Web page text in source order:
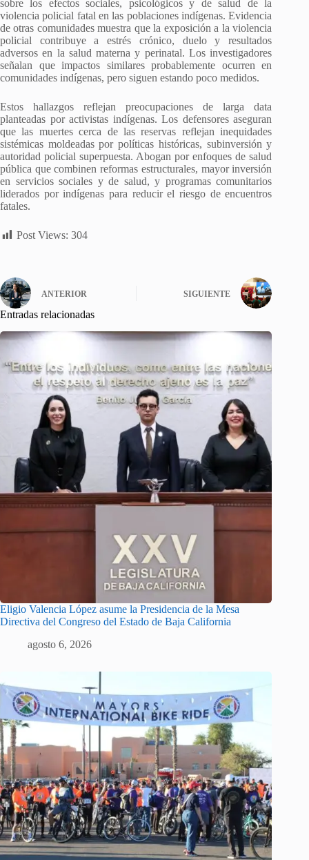
sobre los efectos sociales, psicológicos y de salud de la
violencia policial fatal en las poblaciones indígenas. Evidencia
de otras comunidades muestra que la exposición a la violencia
policial contribuye a estrés crónico, duelo y resultados
adversos en la salud materna y perinatal. Los investigadores
señalan que impactos similares probablemente ocurren en
comunidades indígenas, pero siguen estando poco medidos.
Estos hallazgos reflejan preocupaciones de larga data
planteadas por activistas indígenas. Los defensores aseguran
que las muertes cerca de las reservas reflejan inequidades
sistémicas moldeadas por políticas históricas, subinversión y
autoridad policial superpuesta. Abogan por enfoques de salud
pública que combinen reformas estructurales, mayor inversión
en servicios sociales y de salud, y programas comunitarios
liderados por indígenas para reducir el riesgo de encuentros
fatales.
Post Views: 304
ANTERIOR SIGUIENTE
Entradas relacionadas
Eligio Valencia López asume la Presidencia de la Mesa
Directiva del Congreso del Estado de Baja California
agosto 6, 2026